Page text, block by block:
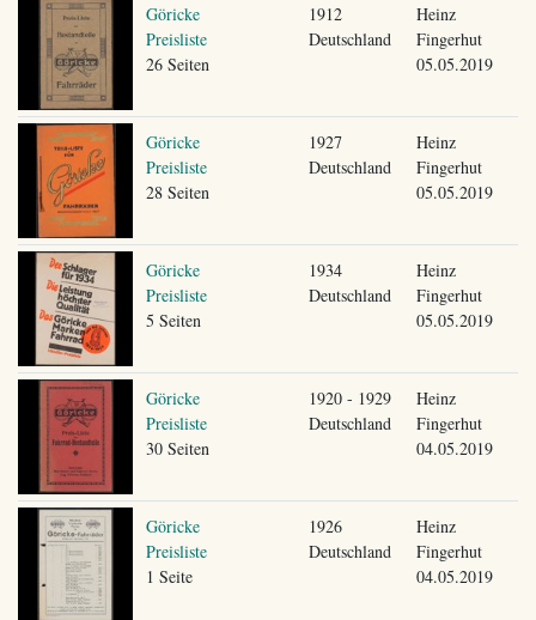
Göricke
Preisliste
26 Seiten
1912
Deutschland
Heinz
Fingerhut
05.05.2019
Göricke
Preisliste
28 Seiten
1927
Deutschland
Heinz
Fingerhut
05.05.2019
Göricke
Preisliste
5 Seiten
1934
Deutschland
Heinz
Fingerhut
05.05.2019
Göricke
Preisliste
30 Seiten
1920 - 1929
Deutschland
Heinz
Fingerhut
04.05.2019
Göricke
Preisliste
1 Seite
1926
Deutschland
Heinz
Fingerhut
04.05.2019